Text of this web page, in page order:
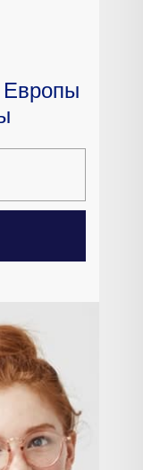
Европы